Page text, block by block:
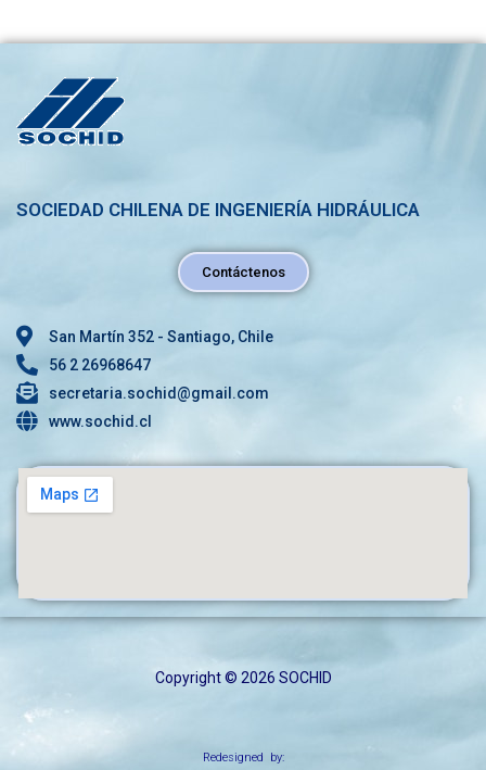
SOCIEDAD CHILENA DE INGENIERÍA HIDRÁULICA
Contáctenos
San Martín 352 - Santiago, Chile
56 2 26968647
secretaria.sochid@gmail.com
www.sochid.cl
Copyright © 2026 SOCHID
Redesigned by: